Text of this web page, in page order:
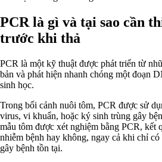
PCR là gì và tại sao cần
trước khi thả
PCR là một kỹ thuật được phát triển từ
bản và phát hiện nhanh chóng một đoạn
sinh học.
Trong bối cảnh nuôi tôm, PCR được sử
virus, vi khuẩn, hoặc ký sinh trùng gây
mẫu tôm được xét nghiệm bằng PCR, kết
nhiễm bệnh hay không, ngay cả khi chỉ
gây bệnh tồn tại.